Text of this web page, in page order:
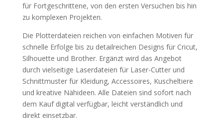
für Fortgeschrittene, von den ersten Versuchen bis hin
zu komplexen Projekten.
Die Plotterdateien reichen von einfachen Motiven für
schnelle Erfolge bis zu detailreichen Designs für Cricut,
Silhouette und Brother. Ergänzt wird das Angebot
durch vielseitige Laserdateien für Laser-Cutter und
Schnittmuster für Kleidung, Accessoires, Kuscheltiere
und kreative Nähideen. Alle Dateien sind sofort nach
dem Kauf digital verfügbar, leicht verständlich und
direkt einsetzbar.